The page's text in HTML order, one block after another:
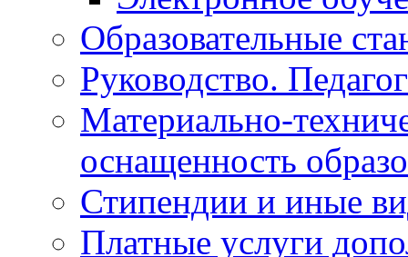
Образовательные
Руководство.
Материально-
оснащенность
Стипендии и иные
Платные услуги